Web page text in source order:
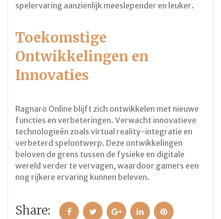
spelervaring aanzienlijk meeslepender en leuker.
Toekomstige
Ontwikkelingen en
Innovaties
Ragnaro Online blijft zich ontwikkelen met nieuwe
functies en verbeteringen. Verwacht innovatieve
technologieën zoals virtual reality-integratie en
verbeterd spelontwerp. Deze ontwikkelingen
beloven de grens tussen de fysieke en digitale
wereld verder te vervagen, waardoor gamers een
nog rijkere ervaring kunnen beleven.
Share: FacebookTwitter Google+LinkedInPinterest